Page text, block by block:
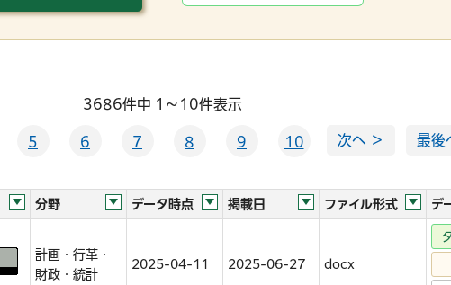
3686件中 1～10件表示
5 6 7 8 9 10 次へ ＞ 最後
分野 データ時点 掲載日 ファイル形式 デ
計画・行革・
財政・統計
2025-04-11 2025-06-27 docx